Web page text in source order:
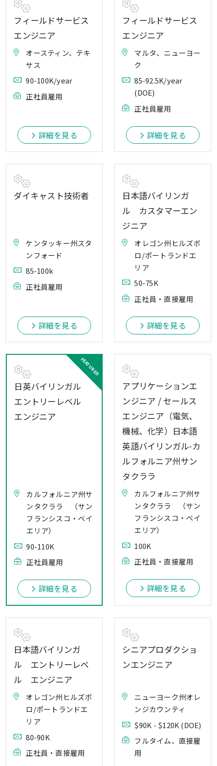
フィールドサービス
エンジニア
オースティン、テキ
サス
90-100K/year
正社員雇用
詳細を見る
フィールドサービス
エンジニア
マルタ、ニューヨー
ク
85-92.5K/year
(DOE)
正社員雇用
詳細を見る
ダイキャスト技術者
ケンタッキー州スタ
ンフォード
85-100k
正社員雇用
詳細を見る
日本語バイリンガ
ル カスタマーエン
ジニア
オレゴン州ヒルズボ
ロ/ポートランドエ
リア
50-75K
正社員・直接雇用
詳細を見る
日英バイリンガル
エントリーレベル
エンジニア
カルフォルニア州サ
ンタクララ （サン
フランシスコ・ベイ
エリア）
90-110K
正社員雇用
詳細を見る
アプリケーションエ
ンジニア / セールス
エンジニア（電気、
機械、化学）日本語
英語バイリンガル-カ
ルフォルニア州サン
タクララ
カルフォルニア州サ
ンタクララ （サン
フランシスコ・ベイ
エリア）
100K
正社員・直接雇用
詳細を見る
日本語バイリンガ
ル エントリーレベ
ル エンジニア
オレゴン州ヒルズボ
ロ/ポートランドエ
リア
80-90K
正社員・直接雇用
シニアプロダクショ
ンエンジニア
ニューヨーク州オレ
ンジカウンティ
$90K - $120K (DOE)
フルタイム、直接雇
用